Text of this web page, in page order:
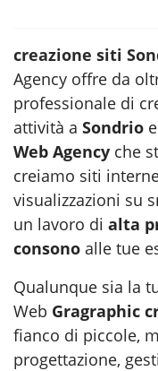
creazione siti
Agency offre da
professionale di
attività a Sondrio
Web Agency che
creiamo siti
visualizzazioni su
un lavoro di alta
consono alle tue
Qualunque sia la
Web Gragraphic
fianco di piccole,
progettazione,